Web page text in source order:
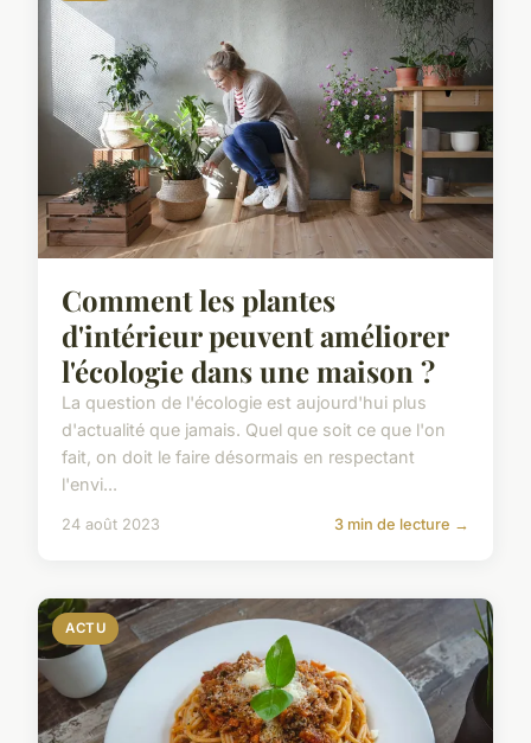
Comment les plantes
d'intérieur peuvent améliorer
l'écologie dans une maison ?
La question de l'écologie est aujourd'hui plus
d'actualité que jamais. Quel que soit ce que l'on
fait, on doit le faire désormais en respectant
l'envi...
24 août 2023 3 min de lecture →
ACTU